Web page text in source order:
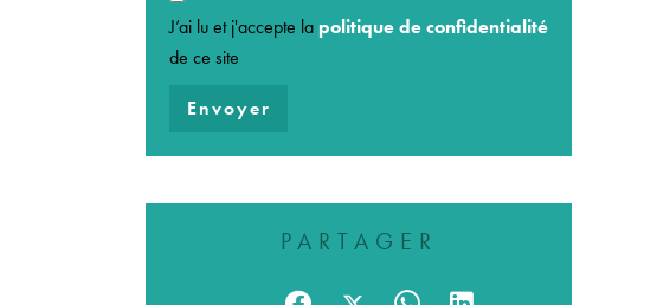
J’ai lu et j'accepte la politique de confidentialité
de ce site
Envoyer
PARTAGER